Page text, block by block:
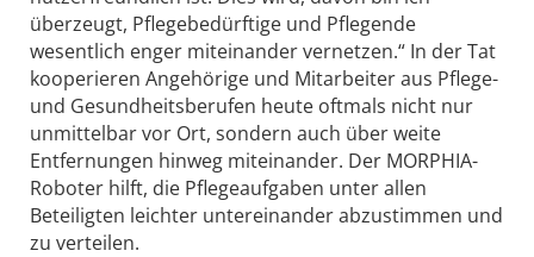
überzeugt, Pflegebedürftige und Pflegende
wesentlich enger miteinander vernetzen.“ In der Tat
kooperieren Angehörige und Mitarbeiter aus Pflege-
und Gesundheitsberufen heute oftmals nicht nur
unmittelbar vor Ort, sondern auch über weite
Entfernungen hinweg miteinander. Der MORPHIA-
Roboter hilft, die Pflegeaufgaben unter allen
Beteiligten leichter untereinander abzustimmen und
zu verteilen.